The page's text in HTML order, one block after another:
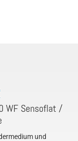
WF Sensoflat /
und